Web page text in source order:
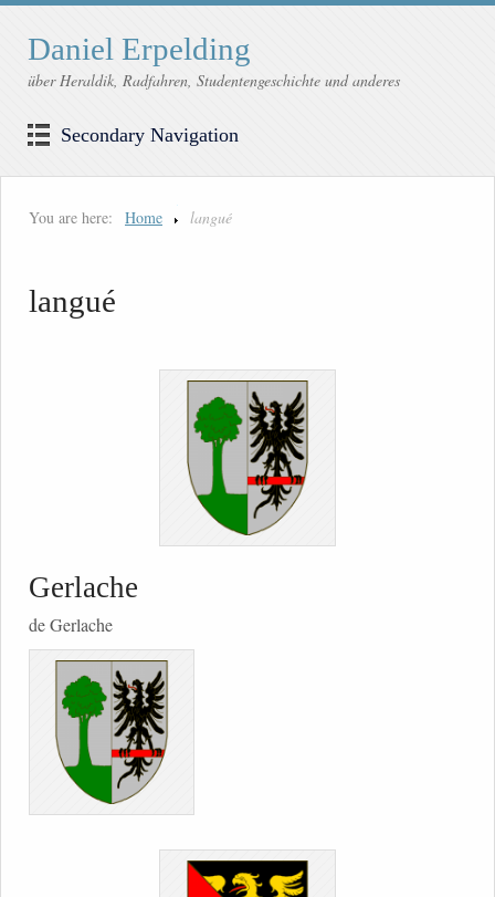
Daniel Erpelding
über Heraldik, Radfahren, Studentengeschichte und anderes
Secondary Navigation
You are here: Home langué
langué
Gerlache
de Gerlache